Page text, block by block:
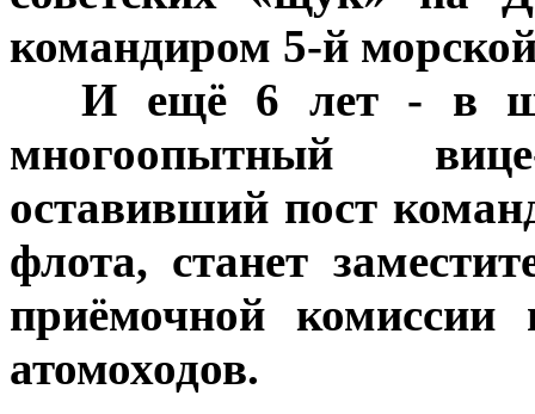
командиром 5-й
И ещё 6 лет - в
многоопытный
оставивший пост
флота, станет
приёмочной комиссии
атомоходов.